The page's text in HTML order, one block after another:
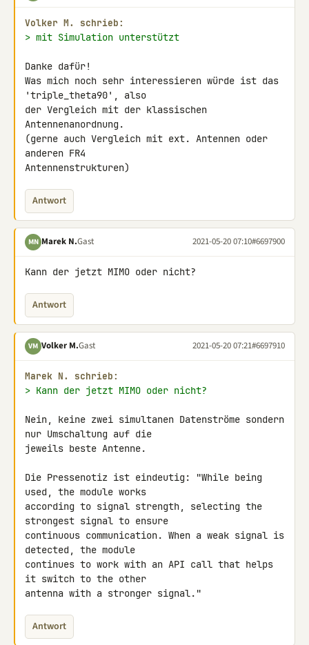
Volker M. schrieb:
> mit Simulation unterstützt
Danke dafür!
Was mich noch sehr interessieren würde ist das
'triple_theta90', also
der Vergleich mit der klassischen
Antennenanordnung.
(gerne auch Vergleich mit ext. Antennen oder
anderen FR4
Antennenstrukturen)
Antwort
MN Marek N.Gast 2021-05-20 07:10#6697900
Kann der jetzt MIMO oder nicht?
Antwort
VM Volker M.Gast 2021-05-20 07:21#6697910
Marek N. schrieb:
> Kann der jetzt MIMO oder nicht?
Nein, keine zwei simultanen Datenströme sondern
nur Umschaltung auf die
jeweils beste Antenne.
Die Pressenotiz ist eindeutig: "While being
used, the module works
according to signal strength, selecting the
strongest signal to ensure
continuous communication. When a weak signal is
detected, the module
continues to work with an API call that helps
it switch to the other
antenna with a stronger signal."
Antwort